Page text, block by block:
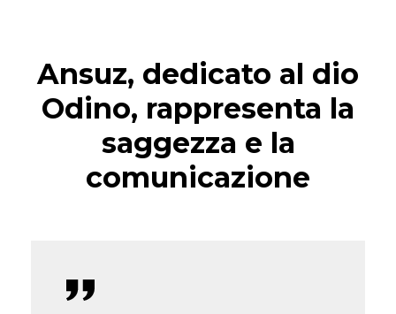
Ansuz, dedicato al dio
Odino, rappresenta la
saggezza e la
comunicazione